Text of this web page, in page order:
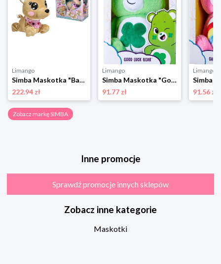
Limango
Simba Maskotka "Baby Boo" - 3+ rozmiar: onesize
222.94 zł
Limango
Simba Maskotka "Good Luck Bear" - 0+ rozmiar: onesize
91.77 zł
Limango
91.56 zł
Zobacz markę SIMBA
Inne promocje
Sprawdź promocje innych sklepów
Zobacz inne kategorie
Maskotki